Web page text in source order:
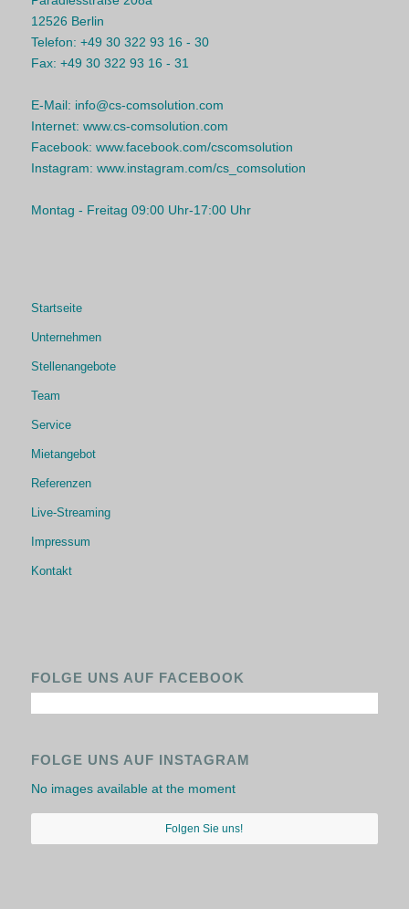
12526 Berlin
Telefon: +49 30 322 93 16 - 30
Fax: +49 30 322 93 16 - 31
E-Mail: info@cs-comsolution.com
Internet: www.cs-comsolution.com
Facebook: www.facebook.com/cscomsolution
Instagram: www.instagram.com/cs_comsolution
Montag - Freitag 09:00 Uhr-17:00 Uhr
Startseite
Unternehmen
Stellenangebote
Team
Service
Mietangebot
Referenzen
Live-Streaming
Impressum
Kontakt
FOLGE UNS AUF FACEBOOK
FOLGE UNS AUF INSTAGRAM
No images available at the moment
Folgen Sie uns!